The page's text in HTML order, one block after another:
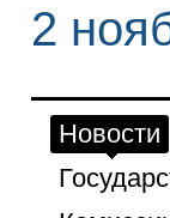
2
Новости